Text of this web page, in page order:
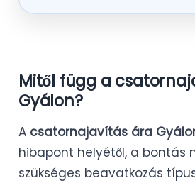
Mitől függ a
Gyálon?
A csatornajavítás ára
hibapont helyétől, a bontás
szükséges beavatkozás